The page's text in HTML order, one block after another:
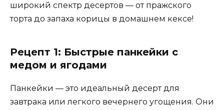
широкий спектр десертов — от пражского
торта до запаха корицы в домашнем кексе!
Рецепт 1: Быстрые панкейки с
медом и ягодами
Панкейки — это идеальный десерт для
завтрака или легкого вечернего угощения. Они